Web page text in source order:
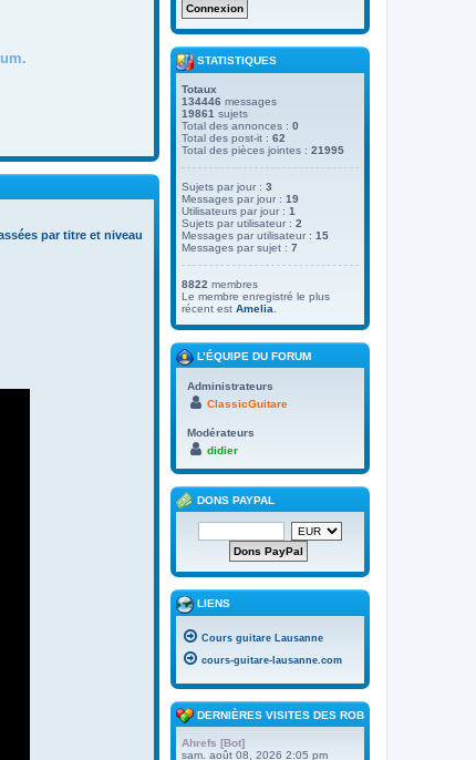
par titre et niveau
STATISTIQUES
Totaux
134446 messages
19861 sujets
Total des annonces : 0
Total des post-it : 62
Total des pièces jointes : 21995
Sujets par jour : 3
Messages par jour : 19
Utilisateurs par jour : 1
Sujets par utilisateur : 2
Messages par utilisateur : 15
Messages par sujet : 7
8822 membres
Le membre enregistré le plus
récent est Amelia
L’ÉQUIPE DU FORUM
Administrateurs
ClassicGuitare
Modérateurs
didier
DONS PAYPAL
LIENS
Cours guitare Lausanne
cours-guitare-lausanne.com
DERNIÈRES VISITES DES ROBOTS
Ahrefs [Bot]
sam. août 08, 2026 2:05 pm